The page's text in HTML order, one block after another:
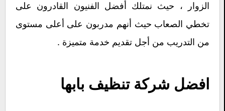
الزوار ، حيث نمتلك أفضل الفنيون القادرون على
تخطي الصعاب حيث أنهم مدربون على أعلى مستوى
من التدريب من أجل تقديم خدمة متميزة .
افضل شركة تنظيف بابها